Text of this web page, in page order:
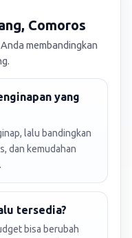
Comoros
membandingkan
yang
lalu bandingkan
dan kemudahan
tersedia?
bisa berubah